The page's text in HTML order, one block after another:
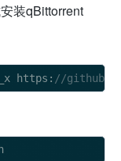
装qBittorrent
https: //